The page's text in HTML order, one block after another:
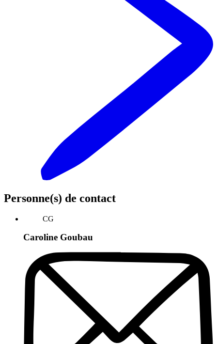
Personne(s) de contact
CG
Caroline Goubau